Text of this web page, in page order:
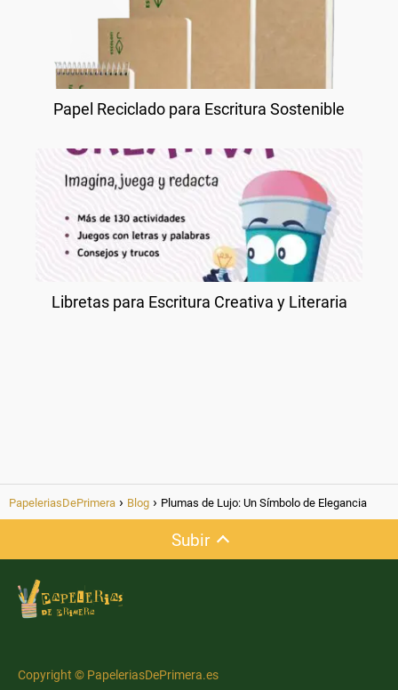
Papel Reciclado para Escritura Sostenible
Libretas para Escritura Creativa y Literaria
PapeleriasDePrimera Blog Plumas de Lujo: Un Símbolo de Elegancia
Subir
Copyright © PapeleriasDePrimera.es